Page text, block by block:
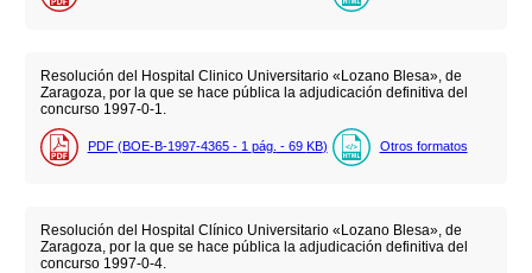
Resolución del Hospital Clinico Universitario «Lozano Blesa», de
Zaragoza, por la que se hace pública la adjudicación definitiva del
concurso 1997-0-1.
PDF (BOE-B-1997-4365 - 1 pág. - 69 KB) Otros formatos
Resolución del Hospital Clínico Universitario «Lozano Blesa», de
Zaragoza, por la que se hace pública la adjudicación definitiva del
concurso 1997-0-4.